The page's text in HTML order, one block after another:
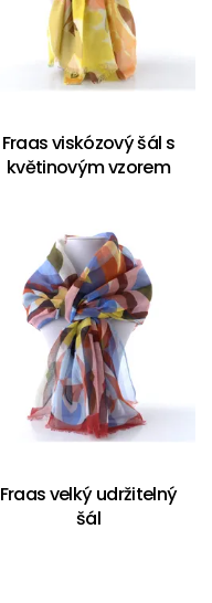
Fraas viskózový šál s
květinovým vzorem
Fraas velký udržitelný
šál